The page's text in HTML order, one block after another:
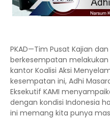
PKAD—Tim Pusat Kajian
berkesempatan
kantor Koalisi Aksi
kesempatan ini, Adhi
Eksekutif KAMI
dengan kondisi Indonesia
ini memang kita punya